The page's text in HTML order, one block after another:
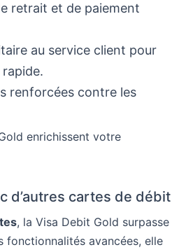
retrait et de paiement
au service client pour
renforcées contre les
enrichissent votre
d’autres cartes de débit
, la Visa Debit Gold surpasse
fonctionnalités avancées, elle